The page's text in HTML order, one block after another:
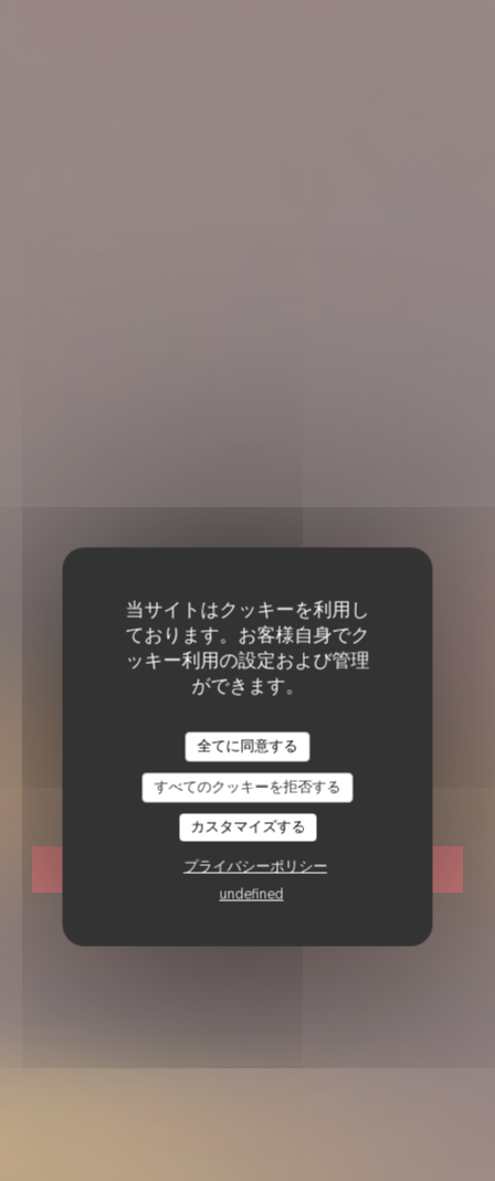
当サイトはクッキーを利用し
ております。お客様自身でク
ッキー利用の設定および管理
ができます。
全てに同意する
すべてのクッキーを拒否する
カスタマイズする
プライバシーポリシー
undefined
• ROUEN
Le XXI
予約
LE XXI